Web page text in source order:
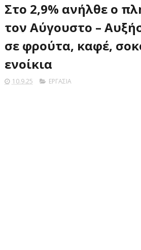
Στο 2,9% ανήλθε ο
τον Αύγουστο –
σε φρούτα, καφέ,
ενοίκια
10.9.25 ΕΡΓΑΣΙΑ